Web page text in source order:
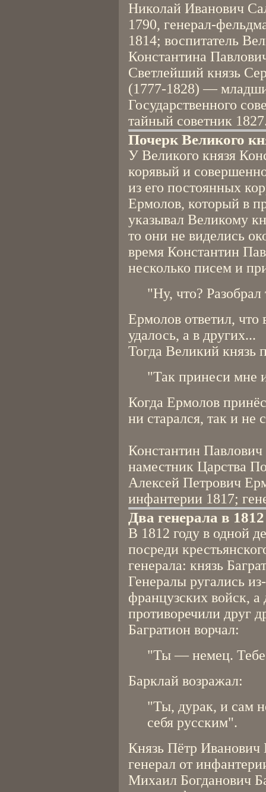
Николай Иванович
1790, генерал-
1814; воспитатель
Константина
Светлейший князь
(1777-1828) —
Государственного
тайный советник
Почерк Великого
У Великого князя
корявый и
из его постоянных
Ермолов, который в
указывал Великому
то они не виделись
время Константин
несколько писем и
"Ну, что?
Ермолов ответил, что
удалось, а в других...
Тогда Великий князь
"Так принеси мне
Когда Ермолов
ни старался, так и не
Константин
наместник Царства
Алексей Петрович
инфантерии 1817;
Два генерала в 1812
В 1812 году в одной
посреди
генерала: князь
Генералы ругались
французских войск, а
противоречили друг
Багратион ворчал:
"Ты — немец. Тебе
Барклай возражал:
"Ты, дурак, и сам
себя русским".
Князь Пётр
генерал от
Михаил Богданович